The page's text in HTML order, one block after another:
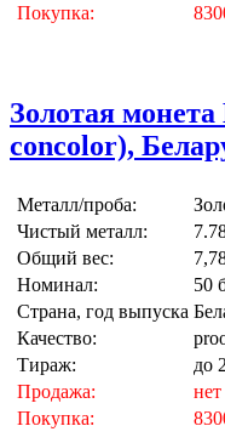
Покупка:
Золотая
concolor),
Металл/проба:
Чистый металл:
Общий вес:
Номинал:
50
Страна, год выпуска
Качество:
Тираж:
до
Продажа:
Покупка: